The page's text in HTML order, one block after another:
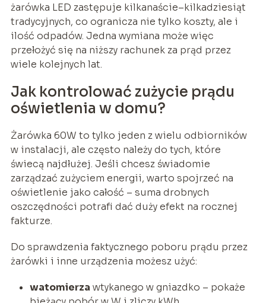
żarówka LED zastępuje kilkanaście–kilkadziesiąt
tradycyjnych, co ogranicza nie tylko koszty, ale i
ilość odpadów. Jedna wymiana może więc
przełożyć się na niższy rachunek za prąd przez
wiele kolejnych lat.
Jak kontrolować zużycie prądu
oświetlenia w domu?
Żarówka 60W to tylko jeden z wielu odbiorników
w instalacji, ale często należy do tych, które
świecą najdłużej. Jeśli chcesz świadomie
zarządzać zużyciem energii, warto spojrzeć na
oświetlenie jako całość – suma drobnych
oszczędności potrafi dać duży efekt na rocznej
fakturze.
Do sprawdzenia faktycznego poboru prądu przez
żarówki i inne urządzenia możesz użyć:
watomierza wtykanego w gniazdko – pokaże